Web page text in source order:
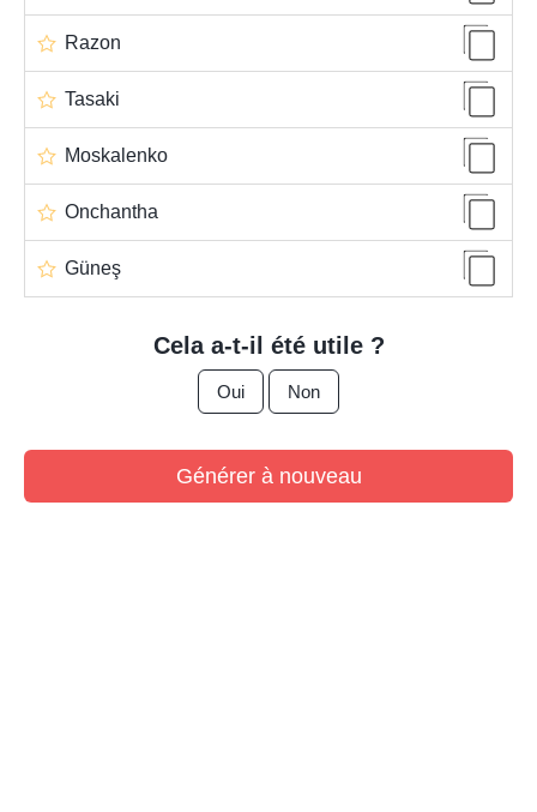
Razon
Tasaki
Moskalenko
Onchantha
Güneş
Cela a-t-il été utile ?
Oui Non
Générer à nouveau